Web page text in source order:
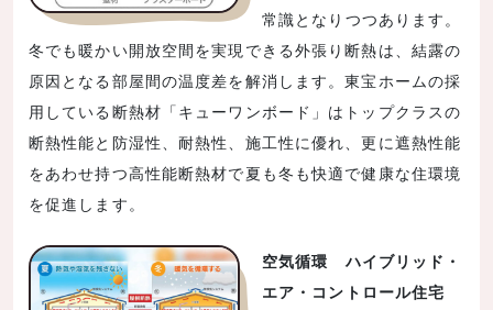
常識となりつつあります。
冬でも暖かい開放空間を実現できる外張り断熱は、結露の
原因となる部屋間の温度差を解消します。東宝ホームの採
用している断熱材「キューワンボード」はトップクラスの
断熱性能と防湿性、耐熱性、施工性に優れ、更に遮熱性能
をあわせ持つ高性能断熱材で夏も冬も快適で健康な住環境
を促進します。
空気循環 ハイブリッド・
エア・コントロール住宅